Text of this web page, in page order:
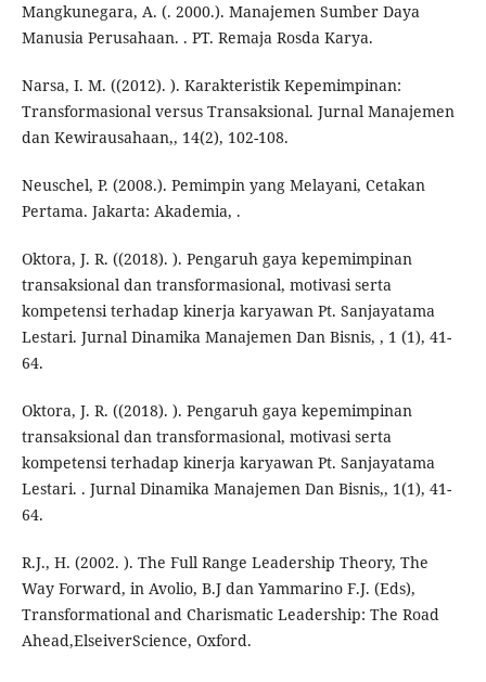
Mangkunegara, A. (. 2000.). Manajemen Sumber Daya
Manusia Perusahaan. . PT. Remaja Rosda Karya.
Narsa, I. M. ((2012). ). Karakteristik Kepemimpinan:
Transformasional versus Transaksional. Jurnal Manajemen
dan Kewirausahaan,, 14(2), 102-108.
Neuschel, P. (2008.). Pemimpin yang Melayani, Cetakan
Pertama. Jakarta: Akademia, .
Oktora, J. R. ((2018). ). Pengaruh gaya kepemimpinan
transaksional dan transformasional, motivasi serta
kompetensi terhadap kinerja karyawan Pt. Sanjayatama
Lestari. Jurnal Dinamika Manajemen Dan Bisnis, , 1 (1), 41-
64.
Oktora, J. R. ((2018). ). Pengaruh gaya kepemimpinan
transaksional dan transformasional, motivasi serta
kompetensi terhadap kinerja karyawan Pt. Sanjayatama
Lestari. . Jurnal Dinamika Manajemen Dan Bisnis,, 1(1), 41-
64.
R.J., H. (2002. ). The Full Range Leadership Theory, The
Way Forward, in Avolio, B.J dan Yammarino F.J. (Eds),
Transformational and Charismatic Leadership: The Road
Ahead,ElseiverScience, Oxford.